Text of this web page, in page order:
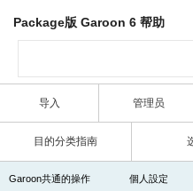
Package版 Garoon 6 帮助
导入 管理员
目的分类指南
Garoon共通的操作 個人設定